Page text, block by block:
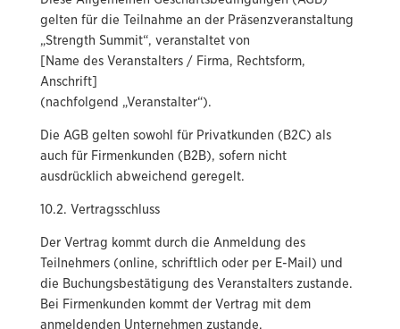
gelten für die Teilnahme an der Präsenzveranstaltung
„Strength Summit“, veranstaltet von
[Name des Veranstalters / Firma, Rechtsform,
Anschrift]
(nachfolgend „Veranstalter“).
Die AGB gelten sowohl für Privatkunden (B2C) als
auch für Firmenkunden (B2B), sofern nicht
ausdrücklich abweichend geregelt.
10.2. Vertragsschluss
Der Vertrag kommt durch die Anmeldung des
Teilnehmers (online, schriftlich oder per E-Mail) und
die Buchungsbestätigung des Veranstalters zustande.
Bei Firmenkunden kommt der Vertrag mit dem
anmeldenden Unternehmen zustande.